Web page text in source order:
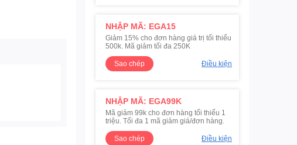
NHẬP MÃ: EGA15
Giảm 15% cho đơn hàng giá trị tối thiểu
500k. Mã giảm tối đa 250K
Sao chép
Điều kiện
NHẬP MÃ: EGA99K
Mã giảm 99k cho đơn hàng tối thiểu 1
triệu. Tối đa 1 mã giảm giá/đơn hàng.
Sao chép
Điều kiện